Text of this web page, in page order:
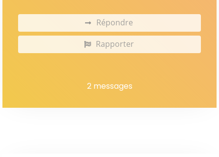
Répondre
Rapporter
2 messages